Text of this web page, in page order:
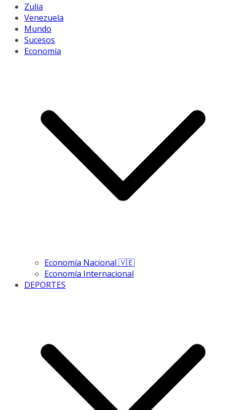
Zulia
Venezuela
Mundo
Sucesos
Economía
Economía Nacional 🇻🇪
Economía Internacional
DEPORTES